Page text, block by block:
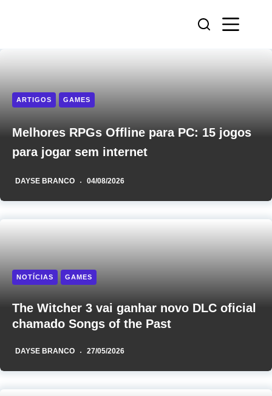
o
ARTIGOS GAMES
Melhores RPGs Offline para PC: 15 jogos
para jogar sem internet
DAYSE BRANCO 04/08/2026
NOTÍCIAS GAMES
The Witcher 3 vai ganhar novo DLC oficial
chamado Songs of the Past
DAYSE BRANCO 27/05/2026